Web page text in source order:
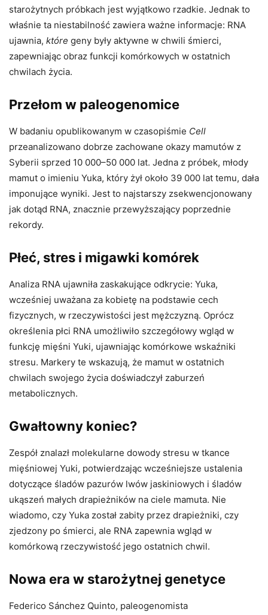
starożytnych próbkach jest wyjątkowo rzadkie. Jednak to
właśnie ta niestabilność zawiera ważne informacje: RNA
ujawnia, które geny były aktywne w chwili śmierci,
zapewniając obraz funkcji komórkowych w ostatnich
chwilach życia.
Przełom w paleogenomice
W badaniu opublikowanym w czasopiśmie Cell
przeanalizowano dobrze zachowane okazy mamutów z
Syberii sprzed 10 000–50 000 lat. Jedna z próbek, młody
mamut o imieniu Yuka, który żył około 39 000 lat temu, dała
imponujące wyniki. Jest to najstarszy zsekwencjonowany
jak dotąd RNA, znacznie przewyższający poprzednie
rekordy.
Płeć, stres i migawki komórek
Analiza RNA ujawniła zaskakujące odkrycie: Yuka,
wcześniej uważana za kobietę na podstawie cech
fizycznych, w rzeczywistości jest mężczyzną. Oprócz
określenia płci RNA umożliwiło szczegółowy wgląd w
funkcję mięśni Yuki, ujawniając komórkowe wskaźniki
stresu. Markery te wskazują, że mamut w ostatnich
chwilach swojego życia doświadczył zaburzeń
metabolicznych.
Gwałtowny koniec?
Zespół znalazł molekularne dowody stresu w tkance
mięśniowej Yuki, potwierdzając wcześniejsze ustalenia
dotyczące śladów pazurów lwów jaskiniowych i śladów
ukąszeń małych drapieżników na ciele mamuta. Nie
wiadomo, czy Yuka został zabity przez drapieżniki, czy
zjedzony po śmierci, ale RNA zapewnia wgląd w
komórkową rzeczywistość jego ostatnich chwil.
Nowa era w starożytnej genetyce
Federico Sánchez Quinto, paleogenomista